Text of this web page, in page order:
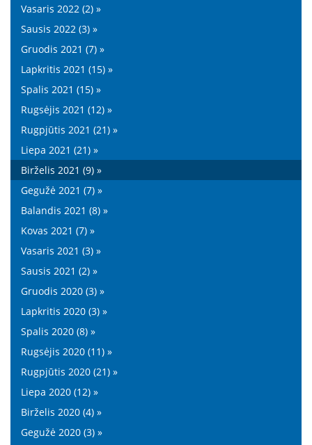
Vasaris 2022 (2) »
Sausis 2022 (3) »
Gruodis 2021 (7) »
Lapkritis 2021 (15) »
Spalis 2021 (15) »
Rugsėjis 2021 (12) »
Rugpjūtis 2021 (21) »
Liepa 2021 (21) »
Birželis 2021 (9) »
Gegužė 2021 (7) »
Balandis 2021 (8) »
Kovas 2021 (7) »
Vasaris 2021 (3) »
Sausis 2021 (2) »
Gruodis 2020 (3) »
Lapkritis 2020 (3) »
Spalis 2020 (8) »
Rugsėjis 2020 (11) »
Rugpjūtis 2020 (21) »
Liepa 2020 (12) »
Birželis 2020 (4) »
Gegužė 2020 (3) »